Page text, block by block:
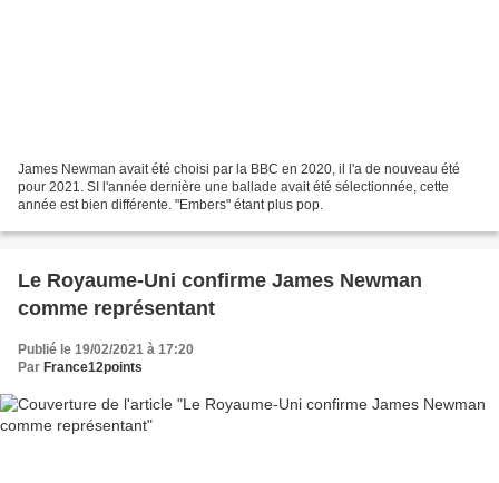
James Newman avait été choisi par la BBC en 2020, il l'a de nouveau été
pour 2021. SI l'année dernière une ballade avait été sélectionnée, cette
année est bien différente. "Embers" étant plus pop.
Le Royaume-Uni confirme James Newman
comme représentant
Publié le 19/02/2021 à 17:20
Par France12points